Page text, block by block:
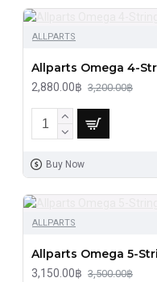
ALLPARTS
Allparts Omega 4-
2,880.00฿ 3,200.00฿
Buy Now
ALLPARTS
Allparts Omega 5-
3,150.00฿ 3,500.00฿